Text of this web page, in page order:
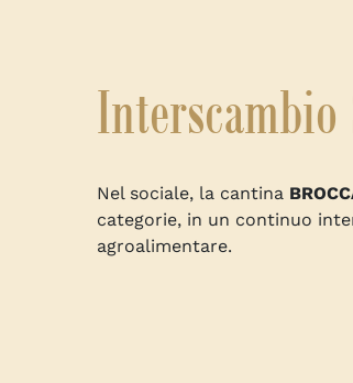
Nel sociale, la cantina
categorie, in un continuo
agroalimentare.